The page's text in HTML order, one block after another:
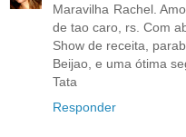
Maravilha Rachel.
de tao caro, rs. Com
Show de receita,
Beijao, e uma ótima
Tata
Responder